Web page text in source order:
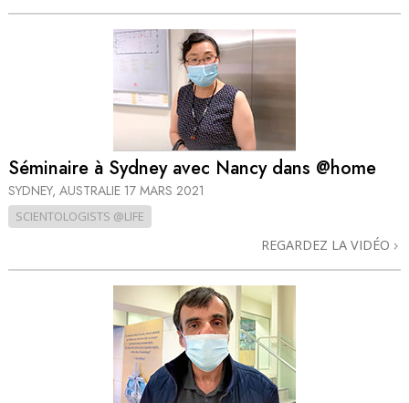
Séminaire à Sydney avec Nancy dans @home
SYDNEY, AUSTRALIE 17 MARS 2021
SCIENTOLOGISTS @LIFE
REGARDEZ LA VIDÉO